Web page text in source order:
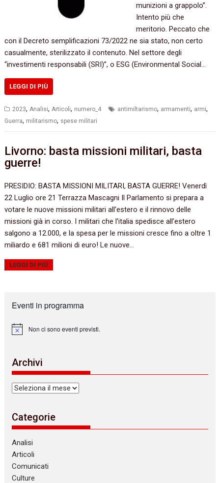
munizioni a grappolo”.
Intento più che
meritorio. Peccato che
con il Decreto semplificazioni 73/2022 ne sia stato, non certo
casualmente, sterilizzato il contenuto. Nel settore degli
“investimenti responsabili (SRI)”, o ESG (Environmental Social…
LEGGI DI PIÙ
2023, Analisi, Articoli, numero_4 antimiltarismo, armamenti, armi,
Guerra, militarismo, spese militari
Livorno: basta missioni militari, basta
guerre!
PRESIDIO: BASTA MISSIONI MILITARI, BASTA GUERRE! Venerdì
22 Luglio ore 21 Terrazza Mascagni Il Parlamento si prepara a
votare le nuove missioni militari all’estero e il rinnovo delle
missioni già in corso. I militari che l’italia spedisce all’estero
salgono a 12.000, e la spesa per le missioni cresce fino a oltre 1
miliardo e 681 milioni di euro! Le nuove…
LEGGI DI PIÙ
Eventi in programma
N
c
e
Non ci sono eventi previsti.
Archivi
Archivi
Categorie
Analisi
Articoli
Comunicati
Culture